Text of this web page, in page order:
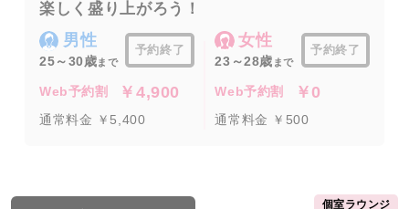
楽しく盛り上がろう！
男性
25～30歳まで
予約終了
Web予約割 ￥4,900
通常料金 ￥5,400
女性
23～28歳 まで
予約終了
Web予約割 ￥0
通常料金 ￥500
個室ラウンジ